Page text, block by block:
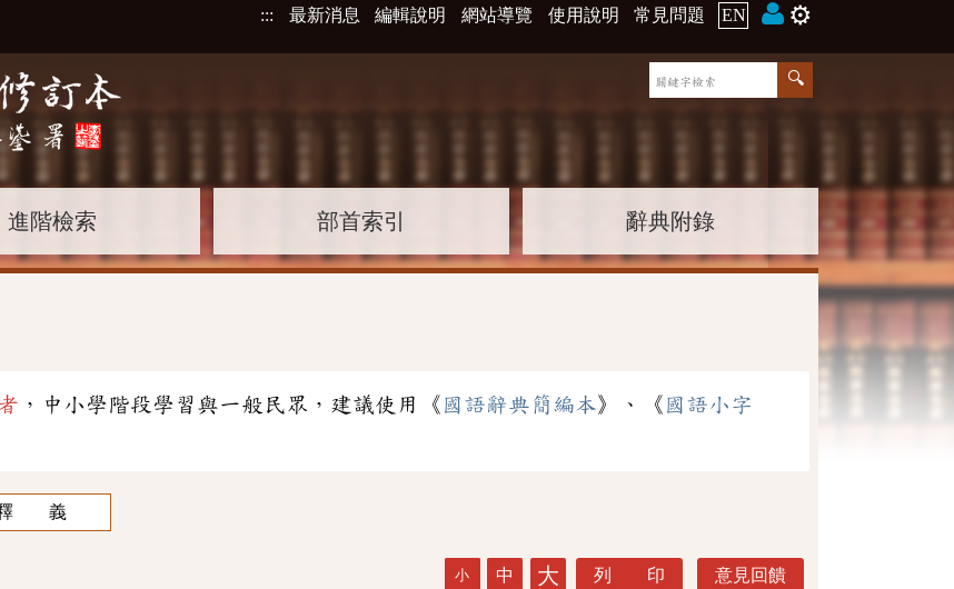
::: 最新消息 編輯說明 網站導覽 使用說明 常見問題 EN ⚙️
進階檢索 部首索引 辭典附錄
，中小學階段學習與一般民眾，建議使用《 國語辭典簡編本》、《 國語小字
義
小 中 大 列 印 意見回饋